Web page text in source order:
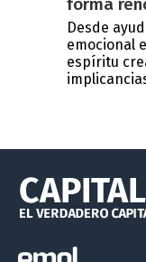
Desde
emocional
espíritu